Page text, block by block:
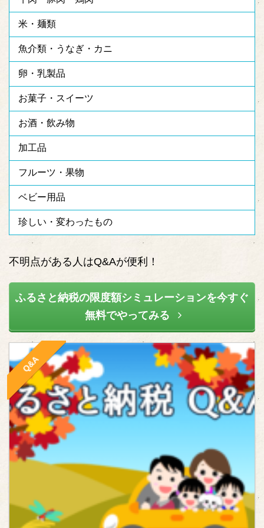
米・麺類
魚介類・うなぎ・カニ
卵・乳製品
お菓子・スイーツ
お酒・飲み物
加工品
フルーツ・果物
ベビー用品
珍しい・変わったもの
不明点がある人はQ&Aが便利！
ふるさと納税の限度額シミュレーションを今すぐ
無料でやってみる
Q&A